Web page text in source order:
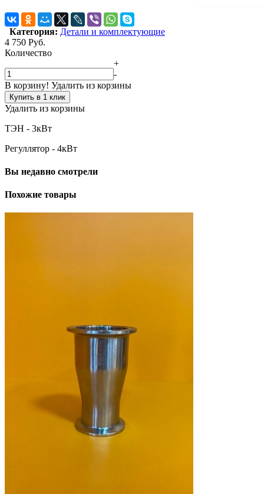
Категория: Детали и комплектующие
4 750 Руб.
Количество
+
-
В корзину! Удалить из корзины
Купить в 1 клик
Удалить из корзины
ТЭН - 3кВт
Регуллятор - 4кВт
Вы недавно смотрели
Похожие товары